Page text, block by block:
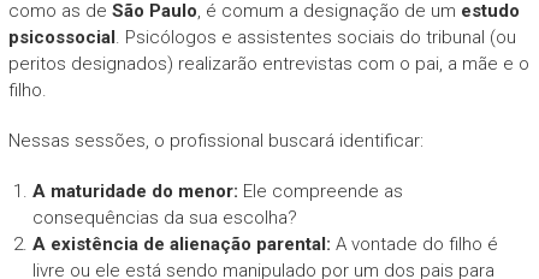
como as de São Paulo, é comum a designação de um estudo
psicossocial. Psicólogos e assistentes sociais do tribunal (ou
peritos designados) realizarão entrevistas com o pai, a mãe e o
filho.
Nessas sessões, o profissional buscará identificar:
A maturidade do menor: Ele compreende as
consequências da sua escolha?
A existência de alienação parental: A vontade do filho é
livre ou ele está sendo manipulado por um dos pais para